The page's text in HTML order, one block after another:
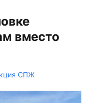
вместо
СПЖ